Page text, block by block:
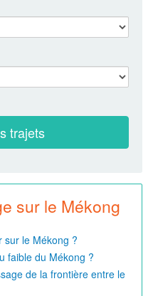
sur le Mékong
sur le Mékong ?
faible du Mékong ?
de la frontière entre le